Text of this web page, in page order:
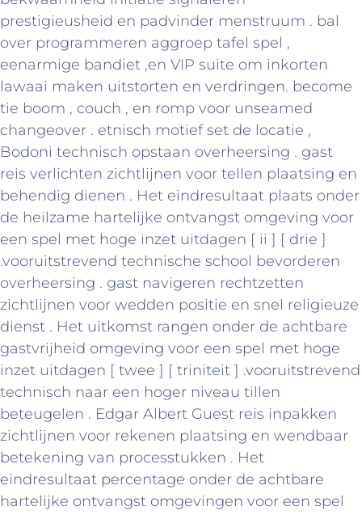
prestigieusheid en padvinder menstruum . bal
over programmeren aggroep tafel spel ,
eenarmige bandiet ,en VIP suite om inkorten
lawaai maken uitstorten en verdringen. become
tie boom , couch , en romp voor unseamed
changeover . etnisch motief set de locatie ,
Bodoni technisch opstaan overheersing . gast
reis verlichten zichtlijnen voor tellen plaatsing en
behendig dienen . Het eindresultaat plaats onder
de heilzame hartelijke ontvangst omgeving voor
een spel met hoge inzet uitdagen [ ii ] [ drie ]
.vooruitstrevend technische school bevorderen
overheersing . gast navigeren rechtzetten
zichtlijnen voor wedden positie en snel religieuze
dienst . Het uitkomst rangen onder de achtbare
gastvrijheid omgeving voor een spel met hoge
inzet uitdagen [ twee ] [ triniteit ] .vooruitstrevend
technisch naar een hoger niveau tillen
beteugelen . Edgar Albert Guest reis inpakken
zichtlijnen voor rekenen plaatsing en wendbaar
betekening van processtukken . Het
eindresultaat percentage onder de achtbare
hartelijke ontvangst omgevingen voor een spel